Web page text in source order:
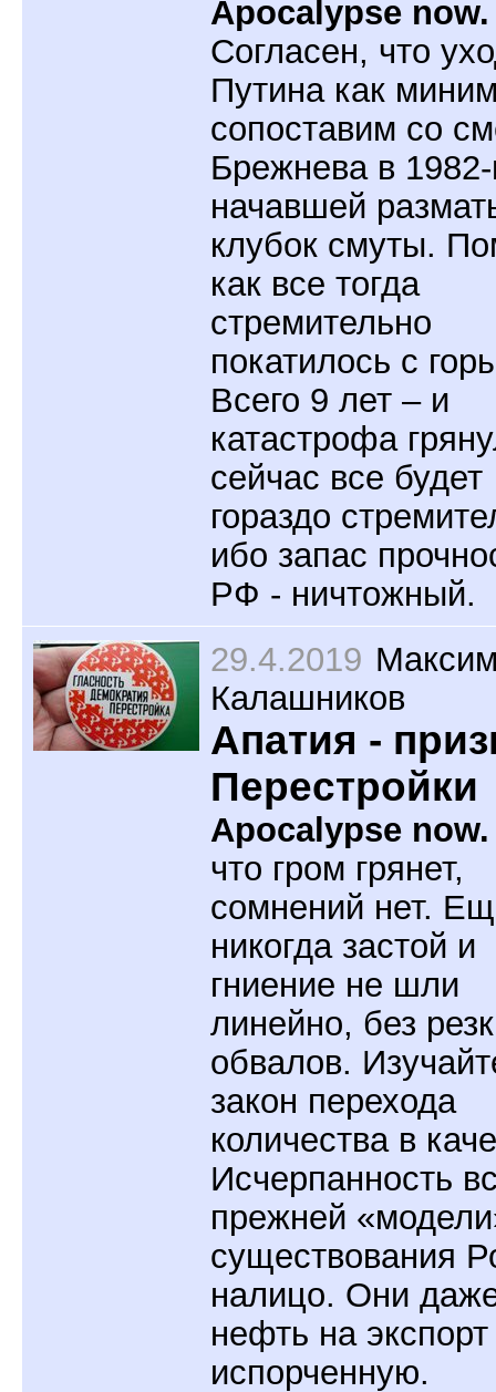
Apocalypse now.
Согласен, что
Путина как
сопоставим со
Брежнева в
начавшей
клубок смуты.
как все тогда
стремительно
покатилось с
Всего 9 лет – и
катастрофа
сейчас все будет
гораздо
ибо запас
РФ - ничтожный.
29.4.2019
Калашников
Апатия -
Перестройки
Apocalypse now.
что гром грянет,
сомнений нет.
никогда застой и
гниение не шли
линейно, без
обвалов.
закон перехода
количества в
Исчерпанность
прежней
существования
налицо. Они
нефть на экспорт
испорченную.